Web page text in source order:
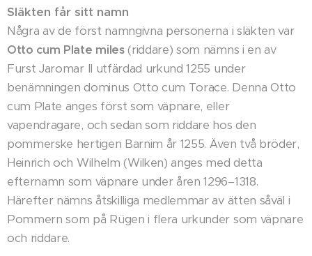
Släkten får sitt namn
Några av de först namngivna personerna i släkten var
Otto cum Plate miles(riddare) som nämns i en av
Furst Jaromar II utfärdad urkund 1255 under
benämningen dominus Otto cum Torace. Denna Otto
cum Plate anges först som väpnare, eller
vapendragare, och sedan som riddare hos den
pommerske hertigen Barnim år 1255. Även två bröder,
Heinrich och Wilhelm (Wilken) anges med detta
efternamn som väpnare under åren 1296–1318.
Härefter nämns åtskilliga medlemmar av ätten såväl i
Pommern som på Rügen i flera urkunder som väpnare
och riddare.